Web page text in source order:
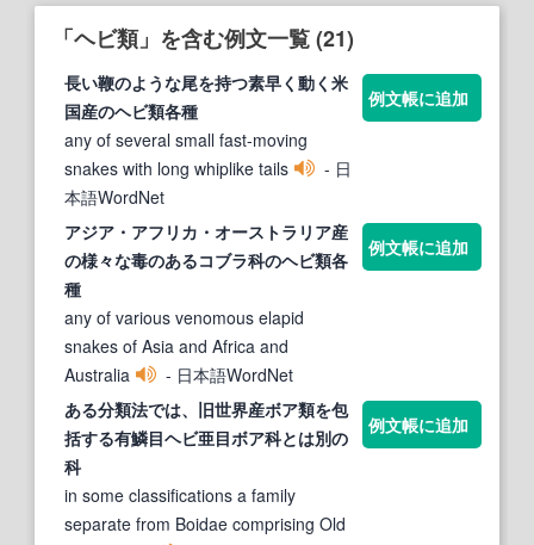
「ヘビ類」を含む例文一覧 (21)
長い鞭のような尾を持つ素早く動く米
国産のヘビ類各種
any of several small fast-moving
snakes with long whiplike tails
- 日
本語WordNet
例文帳に追加
アジア・アフリカ・オーストラリア産
の様々な毒のあるコブラ科のヘビ類各
種
any of various venomous elapid
snakes of Asia and Africa and
Australia
- 日本語WordNet
例文帳に追加
ある分類法では、旧世界産ボア類を包
括する有鱗目ヘビ亜目ボア科とは別の
科
in some classifications a family
separate from Boidae comprising Old
例文帳に追加